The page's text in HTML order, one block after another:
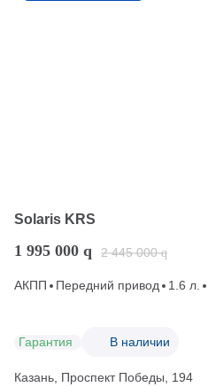
Solaris KRS
1 995 000 q 2 445 000 q
АКПП Передний привод 1.6 л.
Гарантия В наличии
Казань, Проспект Победы, 194